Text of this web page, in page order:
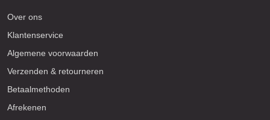
Over ons
Klantenservice
Algemene voorwaarden
Verzenden & retourneren
Betaalmethoden
Afrekenen